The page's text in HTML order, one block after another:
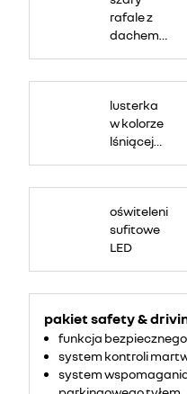
rafale z
dachem
lusterka
w kolorze
lśniącej
oświtelenie
sufitowe
LED
pakiet safety &
funkcja
system kontroli
system